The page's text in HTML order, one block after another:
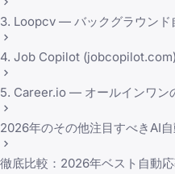
3. Loopcv — バックグラウンド
4. Job Copilot
5. Career.io — オールインワン
2026年のその他注目すべきAI
徹底比較：2026年ベスト自動